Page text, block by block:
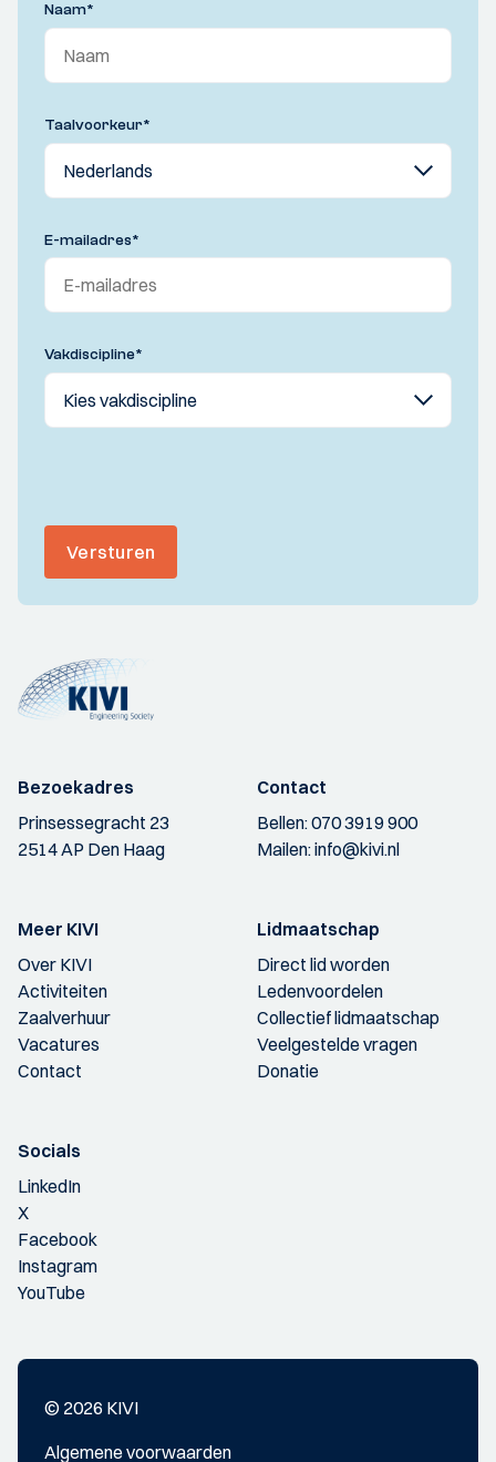
Naam*
Taalvoorkeur*
E-mailadres*
Vakdiscipline*
Versturen
Bezoekadres
Prinsessegracht 23
2514 AP Den Haag
Contact
Bellen:070 3919 900
Mailen:info@kivi.nl
Meer KIVI
Over KIVI
Activiteiten
Zaalverhuur
Vacatures
Contact
Lidmaatschap
Direct lid worden
Ledenvoordelen
Collectief lidmaatschap
Veelgestelde vragen
Donatie
Socials
LinkedIn
X
Facebook
Instagram
YouTube
© 2026 KIVI
Algemene voorwaarden